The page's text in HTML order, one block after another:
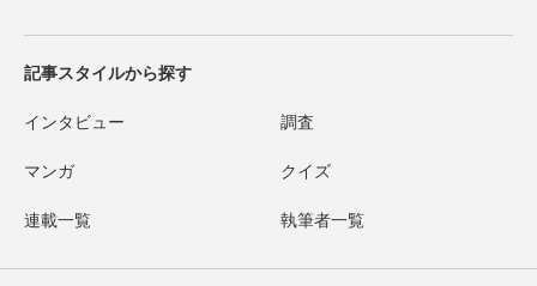
記事スタイルから探す
インタビュー 調査
マンガ クイズ
連載一覧 執筆者一覧